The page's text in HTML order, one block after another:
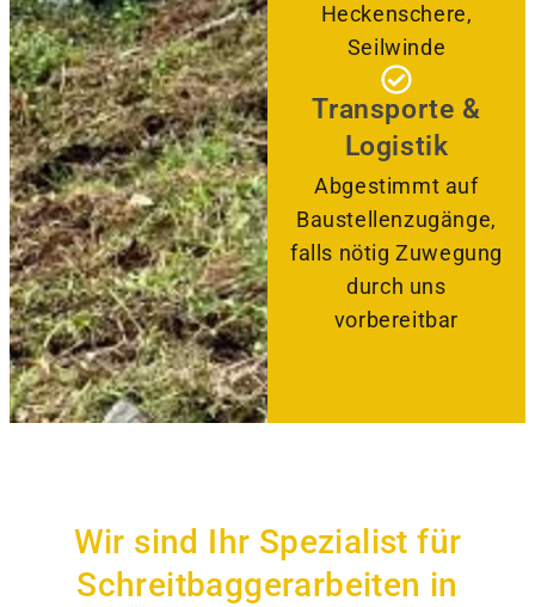
Heckenschere,
Seilwinde
Transporte &
Logistik
Abgestimmt auf
Baustellenzugänge,
falls nötig Zuwegung
durch uns
vorbereitbar
Wir sind Ihr Spezialist für
Schreitbaggerarbeiten in